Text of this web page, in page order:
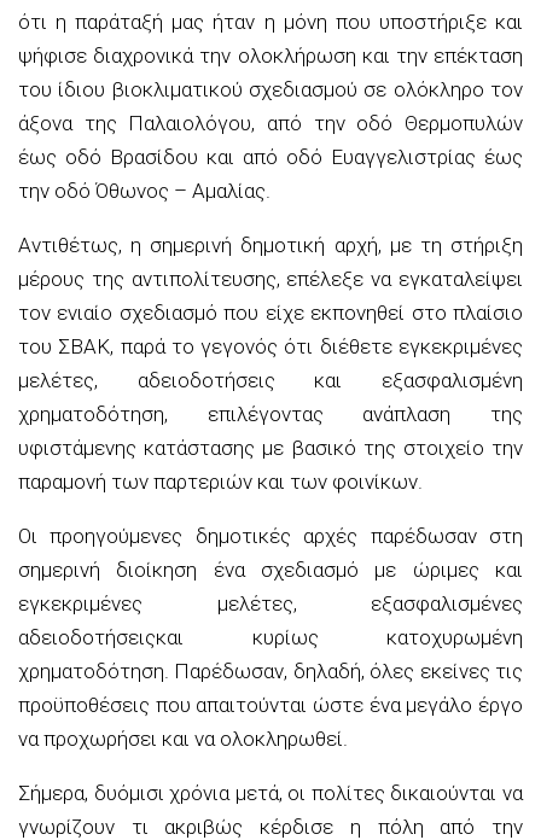
ότι η παράταξή μας ήταν η μόνη που υποστήριξε και
ψήφισε διαχρονικά την ολοκλήρωση και την επέκταση
του ίδιου βιοκλιματικού σχεδιασμού σε ολόκληρο τον
άξονα της Παλαιολόγου, από την οδό Θερμοπυλών
έως οδό Βρασίδου και από οδό Ευαγγελιστρίας έως
την οδό Όθωνος – Αμαλίας.
Αντιθέτως, η σημερινή δημοτική αρχή, με τη στήριξη
μέρους της αντιπολίτευσης, επέλεξε να εγκαταλείψει
τον ενιαίο σχεδιασμό που είχε εκπονηθεί στο πλαίσιο
του ΣΒΑΚ, παρά το γεγονός ότι διέθετε εγκεκριμένες
μελέτες, αδειοδοτήσεις και εξασφαλισμένη
χρηματοδότηση, επιλέγοντας ανάπλαση της
υφιστάμενης κατάστασης με βασικό της στοιχείο την
παραμονή των παρτεριών και των φοινίκων.
Οι προηγούμενες δημοτικές αρχές παρέδωσαν στη
σημερινή διοίκηση ένα σχεδιασμό με ώριμες και
εγκεκριμένες μελέτες, εξασφαλισμένες
αδειοδοτήσειςκαι κυρίως κατοχυρωμένη
χρηματοδότηση. Παρέδωσαν, δηλαδή, όλες εκείνες τις
προϋποθέσεις που απαιτούνται ώστε ένα μεγάλο έργο
να προχωρήσει και να ολοκληρωθεί.
Σήμερα, δυόμισι χρόνια μετά, οι πολίτες δικαιούνται να
γνωρίζουν τι ακριβώς κέρδισε η πόλη από την